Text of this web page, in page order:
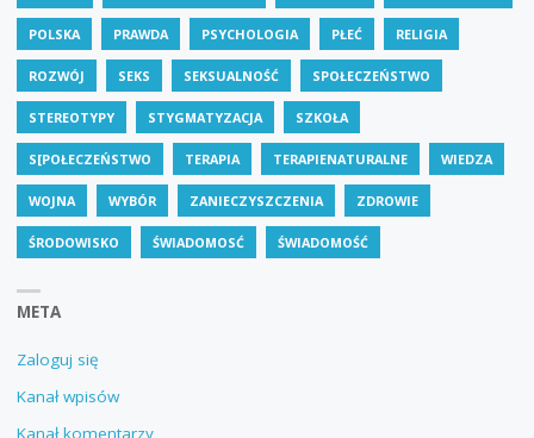
POLSKA PRAWDA PSYCHOLOGIA PŁEĆ RELIGIA
ROZWÓJ SEKS SEKSUALNOŚĆ SPOŁECZEŃSTWO
STEREOTYPY STYGMATYZACJA SZKOŁA
S[POŁECZEŃSTWO TERAPIA TERAPIENATURALNE WIEDZA
WOJNA WYBÓR ZANIECZYSZCZENIA ZDROWIE
ŚRODOWISKO ŚWIADOMOSĆ ŚWIADOMOŚĆ
META
Zaloguj się
Kanał wpisów
Kanał komentarzy